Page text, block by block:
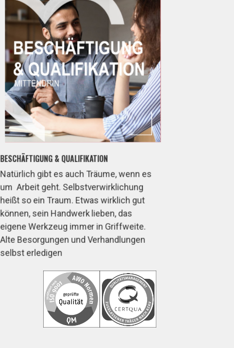
BESCHÄFTIGUNG & QUALIFIKATION
Natürlich gibt es auch Träume, wenn es
um Arbeit geht. Selbstverwirklichung
heißt so ein Traum. Etwas wirklich gut
können, sein Handwerk lieben, das
eigene Werkzeug immer in Griffweite.
Alte Besorgungen und Verhandlungen
selbst erledigen